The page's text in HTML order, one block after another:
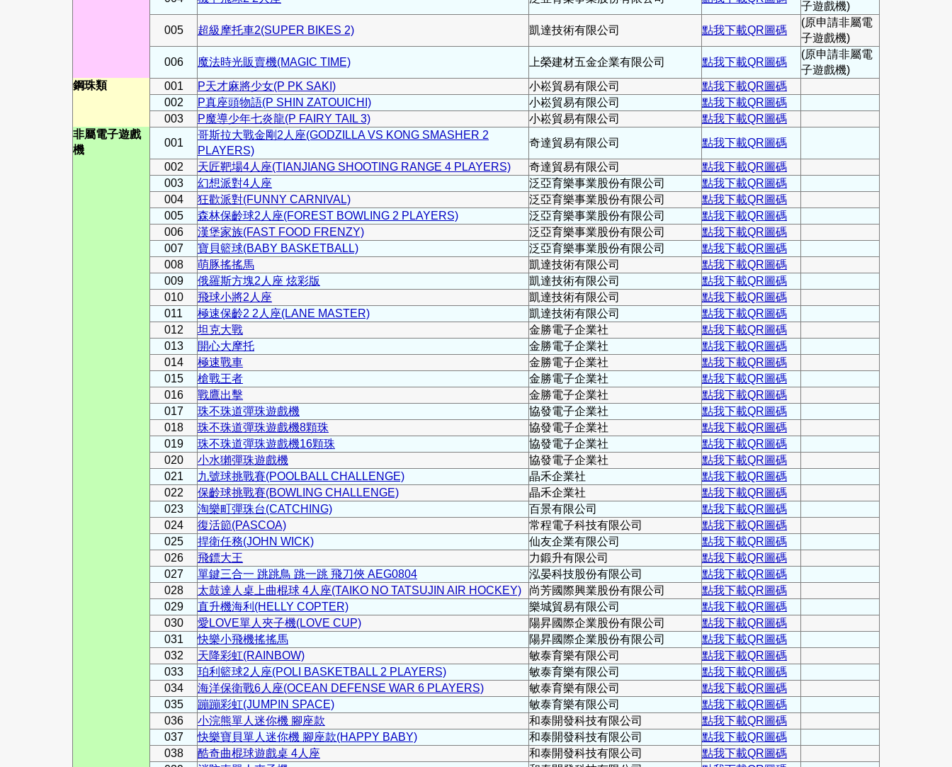
子遊戲機)
005
超級摩托車2(SUPER BIKES 2) 凱達技術有限公司 點我下載QR圖碼
(原申請非屬電
子遊戲機)
006
魔法時光販賣機(MAGIC TIME) 上榮建材五金企業有限公司 點我下載QR圖碼
(原申請非屬電
子遊戲機)
鋼珠類
001 P天才麻將少女(P PK SAKI) 小崧貿易有限公司
點我下載QR圖碼
002
P真座頭物語(P SHIN ZATOUICHI) 小崧貿易有限公司
點我下載QR圖碼
003
P魔導少年七炎龍(P FAIRY TAIL 3) 小崧貿易有限公司
點我下載QR圖碼
非屬電子遊戲
機
001
哥斯拉大戰金剛2人座(GODZILLA VS KONG SMASHER 2
PLAYERS)
奇達貿易有限公司
點我下載QR圖碼
002
天匠靶場4人座(TIANJIANG SHOOTING RANGE 4 PLAYERS) 奇達貿易有限公司
點我下載QR圖碼
003
幻想派對4人座 泛亞育樂事業股份有限公司
點我下載QR圖碼
004
狂歡派對(FUNNY CARNIVAL) 泛亞育樂事業股份有限公司
點我下載QR圖碼
005
森林保齡球2人座(FOREST BOWLING 2 PLAYERS) 泛亞育樂事業股份有限公司
點我下載QR圖碼
006
漢堡家族(FAST FOOD FRENZY) 泛亞育樂事業股份有限公司
點我下載QR圖碼
007
寶貝籃球(BABY BASKETBALL) 泛亞育樂事業股份有限公司
點我下載QR圖碼
008
萌豚搖搖馬 凱達技術有限公司
點我下載QR圖碼
009
俄羅斯方塊2人座 炫彩版 凱達技術有限公司
點我下載QR圖碼
010
飛球小將2人座 凱達技術有限公司
點我下載QR圖碼
011
極速保齡2 2人座(LANE MASTER) 凱達技術有限公司
點我下載QR圖碼
012
坦克大戰 金勝電子企業社
點我下載QR圖碼
013
開心大摩托 金勝電子企業社
點我下載QR圖碼
014
極速戰車 金勝電子企業社
點我下載QR圖碼
015
槍戰王者 金勝電子企業社
點我下載QR圖碼
016
戰鷹出擊 金勝電子企業社
點我下載QR圖碼
017
珠不珠道彈珠遊戲機 協發電子企業社
點我下載QR圖碼
018
珠不珠道彈珠遊戲機8顆珠 協發電子企業社
點我下載QR圖碼
019
珠不珠道彈珠遊戲機16顆珠 協發電子企業社
點我下載QR圖碼
020
小水獺彈珠遊戲機 協發電子企業社
點我下載QR圖碼
021
九號球挑戰賽(POOLBALL CHALLENGE) 晶禾企業社
點我下載QR圖碼
022
保齡球挑戰賽(BOWLING CHALLENGE) 晶禾企業社
點我下載QR圖碼
023
淘樂町彈珠台(CATCHING) 百景有限公司
點我下載QR圖碼
024
復活節(PASCOA) 常程電子科技有限公司
點我下載QR圖碼
025
捍衛任務(JOHN WICK) 仙友企業有限公司
點我下載QR圖碼
026
飛鏢大王 力鍛升有限公司
點我下載QR圖碼
027
單鍵三合一 跳跳鳥 跳一跳 飛刀俠 AEG0804 泓晏科技股份有限公司
點我下載QR圖碼
028
太鼓達人桌上曲棍球 4人座(TAIKO NO TATSUJIN AIR HOCKEY) 尚芳國際興業股份有限公司
點我下載QR圖碼
029
直升機海利(HELLY COPTER) 樂城貿易有限公司
點我下載QR圖碼
030
愛LOVE單人夾子機(LOVE CUP) 陽昇國際企業股份有限公司
點我下載QR圖碼
031
快樂小飛機搖搖馬 陽昇國際企業股份有限公司
點我下載QR圖碼
032
天降彩虹(RAINBOW) 敏泰育樂有限公司
點我下載QR圖碼
033
珀利籃球2人座(POLI BASKETBALL 2 PLAYERS) 敏泰育樂有限公司
點我下載QR圖碼
034
海洋保衛戰6人座(OCEAN DEFENSE WAR 6 PLAYERS) 敏泰育樂有限公司
點我下載QR圖碼
035
蹦蹦彩虹(JUMPIN SPACE) 敏泰育樂有限公司
點我下載QR圖碼
036
小浣熊單人迷你機 腳座款 和泰開發科技有限公司
點我下載QR圖碼
037
快樂寶貝單人迷你機 腳座款(HAPPY BABY) 和泰開發科技有限公司
點我下載QR圖碼
038
酷奇曲棍球遊戲桌 4人座 和泰開發科技有限公司
點我下載QR圖碼